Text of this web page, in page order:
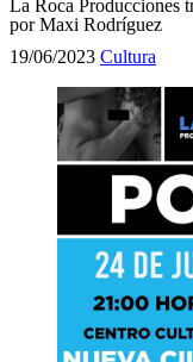
La Roca
por Maxi Rodríguez
19/06/2023 Cultura